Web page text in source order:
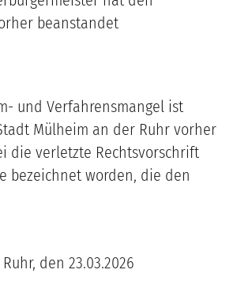
beanstandet
und Verfahrensmangel ist
Mülheim an der Ruhr vorher
die verletzte Rechtsvorschrift
bezeichnet worden, die den
den 23.03.2026